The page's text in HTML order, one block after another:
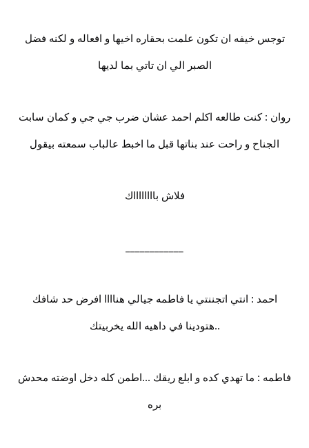
توجس خيفه ان تكون علمت بحقاره اخيها و افعاله و لكنه فضل
الصبر الي ان تاتي بما لديها
روان : كنت طالعه اكلم احمد عشان ضرب جي جي و كمان سابت
الجناح و راحت عند بناتها قبل ما اخبط عالباب سمعته بيقول
فلاش بااااااااك
احمد : انتي اتجننتي يا فاطمه جيالي هناااا افرض حد شافك
..هتودينا في داهيه الله يخربيتك
فاطمه : ما تهدي كده و ابلع ريقك ...اطمن كله دخل اوضته محدش
بره